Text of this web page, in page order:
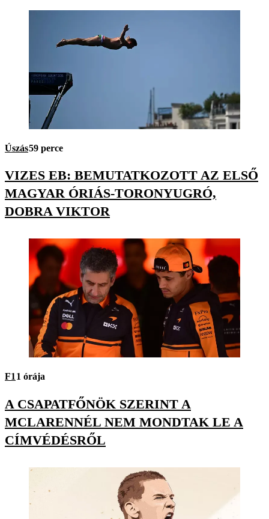
Úszás59 perce
VIZES EB: BEMUTATKOZOTT AZ ELSŐ
MAGYAR ÓRIÁS-TORONYUGRÓ,
DOBRA VIKTOR
F11 órája
A CSAPATFŐNÖK SZERINT A
MCLARENNÉL NEM MONDTAK LE A
CÍMVÉDÉSRŐL